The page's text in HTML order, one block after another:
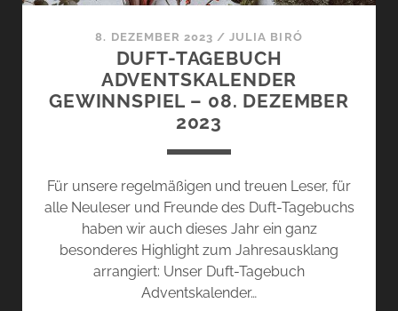
8. DEZEMBER 2023 /JULIA BIRÓ
DUFT-TAGEBUCH
ADVENTSKALENDER
GEWINNSPIEL – 08. DEZEMBER
2023
Für unsere regelmäßigen und treuen Leser, für
alle Neuleser und Freunde des Duft-Tagebuchs
haben wir auch dieses Jahr ein ganz
besonderes Highlight zum Jahresausklang
arrangiert: Unser Duft-Tagebuch
Adventskalender…